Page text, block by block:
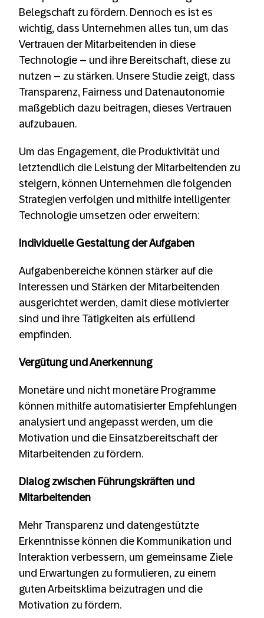
Belegschaft zu fördern. Dennoch es ist es
wichtig, dass Unternehmen alles tun, um das
Vertrauen der Mitarbeitenden in diese
Technologie – und ihre Bereitschaft, diese zu
nutzen – zu stärken. Unsere Studie zeigt, dass
Transparenz, Fairness und Datenautonomie
maßgeblich dazu beitragen, dieses Vertrauen
aufzubauen.
Um das Engagement, die Produktivität und
letztendlich die Leistung der Mitarbeitenden zu
steigern, können Unternehmen die folgenden
Strategien verfolgen und mithilfe intelligenter
Technologie umsetzen oder erweitern:
Individuelle Gestaltung der Aufgaben
Aufgabenbereiche können stärker auf die
Interessen und Stärken der Mitarbeitenden
ausgerichtet werden, damit diese motivierter
sind und ihre Tätigkeiten als erfüllend
empfinden.
Vergütung und Anerkennung
Monetäre und nicht monetäre Programme
können mithilfe automatisierter Empfehlungen
analysiert und angepasst werden, um die
Motivation und die Einsatzbereitschaft der
Mitarbeitenden zu fördern.
Dialog zwischen Führungskräften und
Mitarbeitenden
Mehr Transparenz und datengestützte
Erkenntnisse können die Kommunikation und
Interaktion verbessern, um gemeinsame Ziele
und Erwartungen zu formulieren, zu einem
guten Arbeitsklima beizutragen und die
Motivation zu fördern.